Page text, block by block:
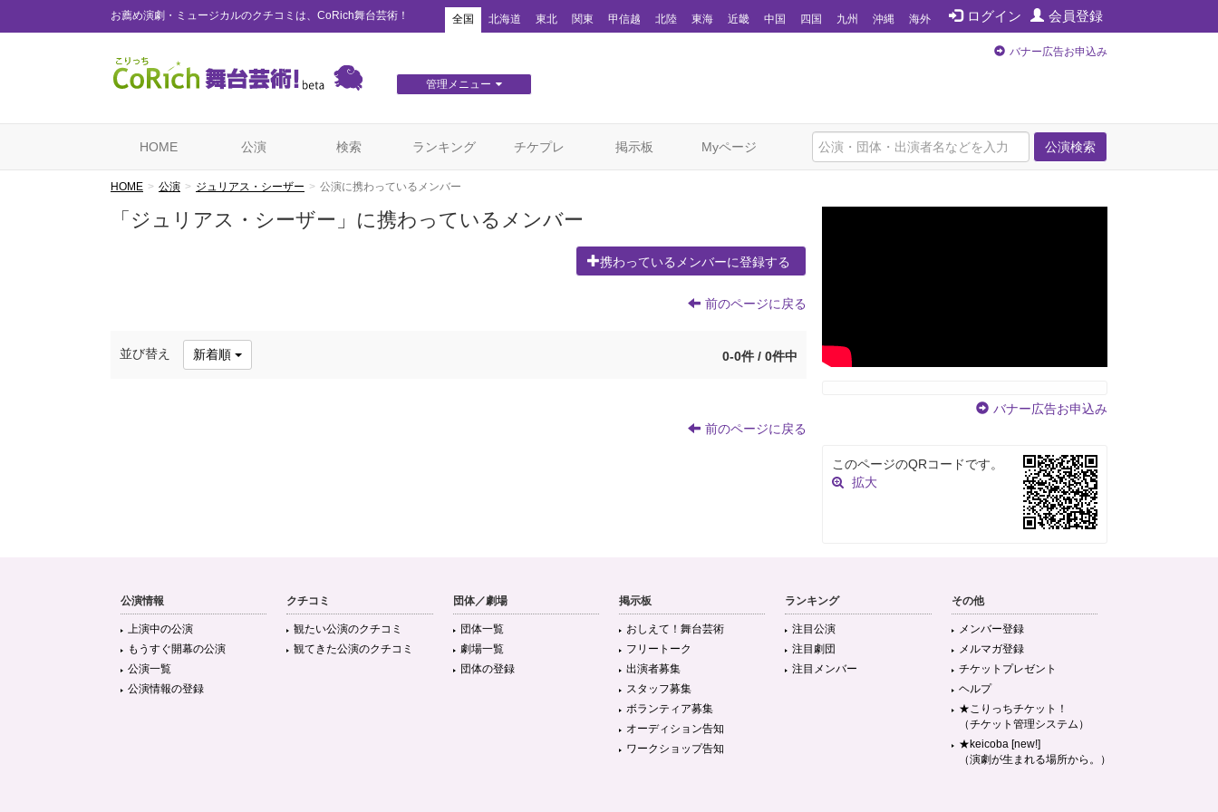
お薦め演劇・ミュージカルのクチコミは、CoRich舞台芸術！ ログイン 会員登録
全国 北海道 東北 関東 甲信越 北陸 東海 近畿 中国 四国 九州 沖縄 海外
管理メニュー
バナー広告お申込み
公演検索
HOME 公演 検索 ランキング チケプレ 掲示板 Myページ
HOME 公演 ジュリアス・シーザー 公演に携わっているメンバー
「ジュリアス・シーザー」に携わっているメンバー
携わっているメンバーに登録する
前のページに戻る
並び替え 新着順 0-0件 / 0件中
前のページに戻る
バナー広告お申込み
このページのQRコードです。
拡大
公演情報
上演中の公演
もうすぐ開幕の公演
公演一覧
公演情報の登録
クチコミ
観たい公演のクチコミ
観てきた公演のクチコミ
団体／劇場
団体一覧
劇場一覧
団体の登録
掲示板
おしえて！舞台芸術
フリートーク
出演者募集
スタッフ募集
ボランティア募集
オーディション告知
ワークショップ告知
ランキング
注目公演
注目劇団
注目メンバー
その他
メンバー登録
メルマガ登録
チケットプレゼント
ヘルプ
★こりっちチケット！
（チケット管理システム）
★keicoba [new!]
（演劇が生まれる場所から。）